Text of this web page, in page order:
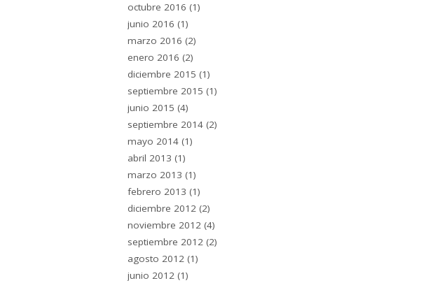
octubre 2016 (1)
junio 2016 (1)
marzo 2016 (2)
enero 2016 (2)
diciembre 2015 (1)
septiembre 2015 (1)
junio 2015 (4)
septiembre 2014 (2)
mayo 2014 (1)
abril 2013 (1)
marzo 2013 (1)
febrero 2013 (1)
diciembre 2012 (2)
noviembre 2012 (4)
septiembre 2012 (2)
agosto 2012 (1)
junio 2012 (1)